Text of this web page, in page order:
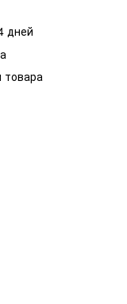
дней
товара